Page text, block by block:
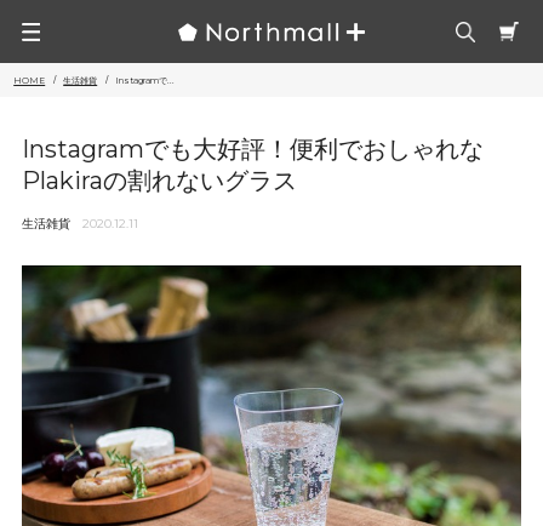
HOME 生活雑貨 Instagramで...
Instagramでも大好評！便利でおしゃれな
Plakiraの割れないグラス
生活雑貨 2020.12.11